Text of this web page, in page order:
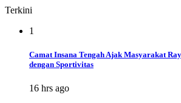
Terkini
1
Camat Insana Tengah Ajak Masyarakat
dengan Sportivitas
16 hrs ago